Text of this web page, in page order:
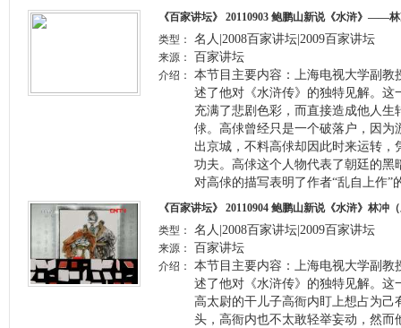
《百家讲坛》 20110903 鲍鹏山新说《水浒》——
类型：
名人|2008百家讲坛|2009百家讲坛
来源： 百家讲坛
介绍：
本节目主要内容：上海电视大学副教
述了他对《水浒传》的独特见解。这
充满了悲剧色彩，而直接造成他人生
俅。高俅曾经只是一个破落户，因为
出京城，不料高俅却因此时来运转
功夫。高俅这个人物代表了朝廷的黑
对高俅的描写表明了作者“乱自上作”
《百家讲坛》 20110904 鲍鹏山新说《水浒》林冲
类型：
名人|2008百家讲坛|2009百家讲坛
来源： 百家讲坛
介绍：
本节目主要内容：上海电视大学副教
述了他对《水浒传》的独特见解。这
高太尉的干儿子高衙内盯上想占为己
头，高衙内也不太敢轻举妄动，然而